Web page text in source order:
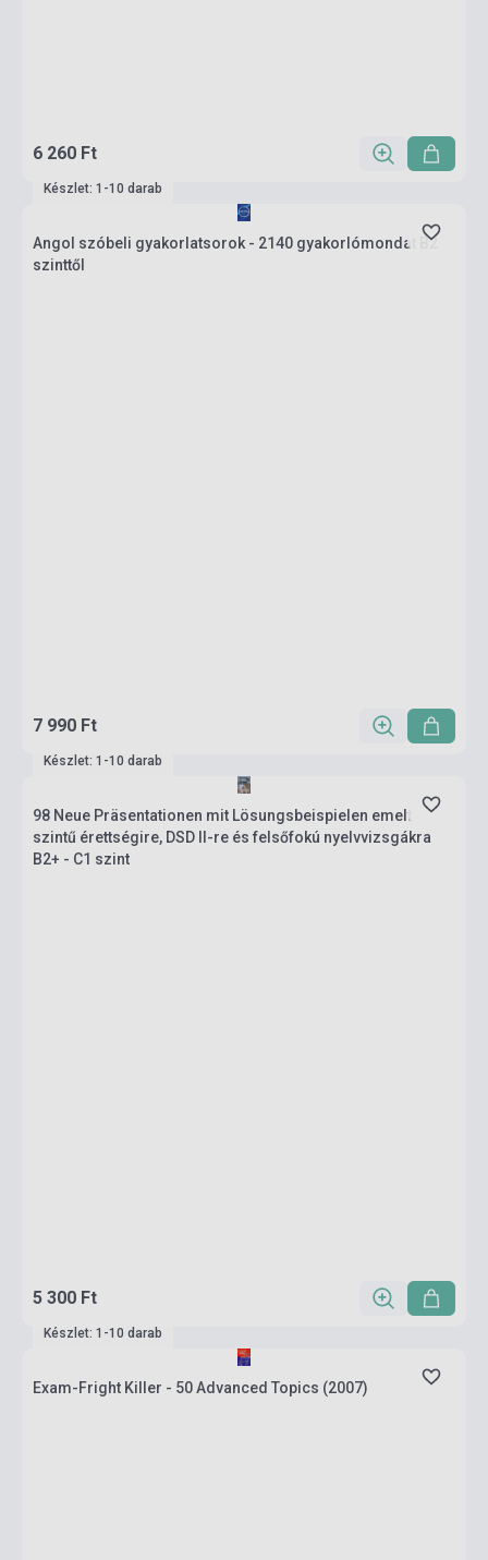
6 260 Ft
Készlet: 1-10 darab
Angol szóbeli gyakorlatsorok - 2140 gyakorlómondat B2
szinttől
7 990 Ft
Készlet: 1-10 darab
98 Neue Präsentationen mit Lösungsbeispielen emelt
szintű érettségire, DSD II-re és felsőfokú nyelvvizsgákra
B2+ - C1 szint
5 300 Ft
Készlet: 1-10 darab
Exam-Fright Killer - 50 Advanced Topics (2007)